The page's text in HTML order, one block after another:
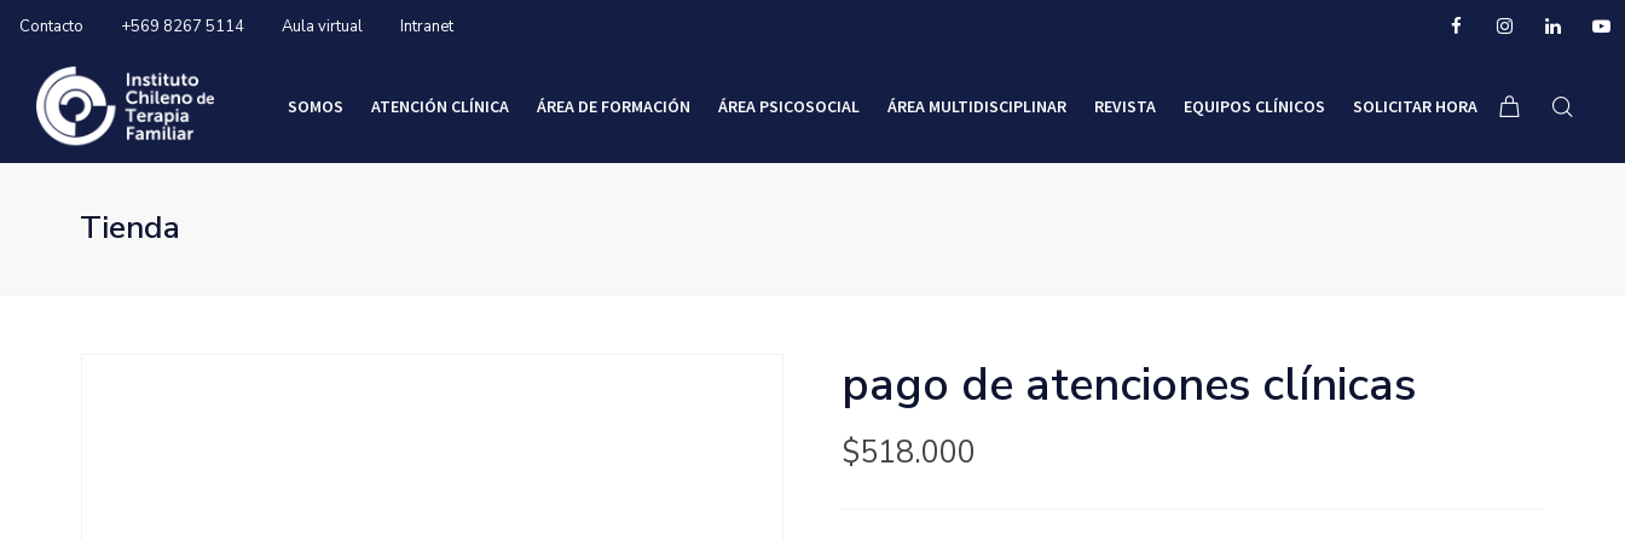
Contacto +569 8267 5114 Aula virtual Intranet
SOMOS ATENCIÓN CLÍNICA ÁREA DE FORMACIÓN ÁREA PSICOSOCIAL ÁREA MULTIDISCIPLINAR REVISTA EQUIPOS CLÍNICOS SOLICITAR HORA
Tienda
pago de atenciones clínicas
$518.000